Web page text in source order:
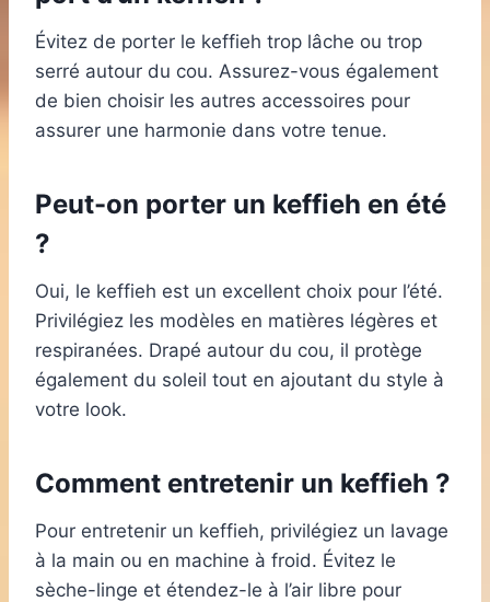
Évitez de porter le keffieh trop lâche ou trop
serré autour du cou. Assurez-vous également
de bien choisir les autres accessoires pour
assurer une harmonie dans votre tenue.
Peut-on porter un keffieh en été
?
Oui, le keffieh est un excellent choix pour l’été.
Privilégiez les modèles en matières légères et
respiranées. Drapé autour du cou, il protège
également du soleil tout en ajoutant du style à
votre look.
Comment entretenir un keffieh ?
Pour entretenir un keffieh, privilégiez un lavage
à la main ou en machine à froid. Évitez le
sèche-linge et étendez-le à l’air libre pour